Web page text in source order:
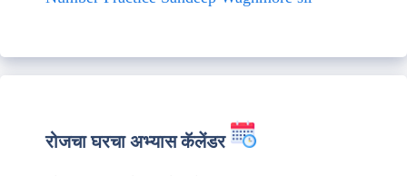
रोजचा घरचा अभ्यास कॅलेंडर